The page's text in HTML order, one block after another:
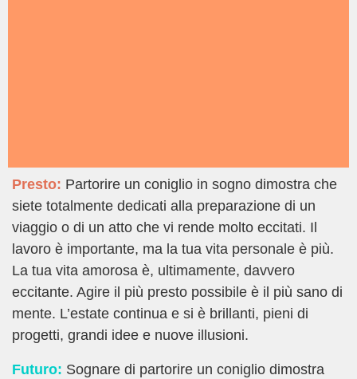
Presto: Partorire un coniglio in sogno dimostra che
siete totalmente dedicati alla preparazione di un
viaggio o di un atto che vi rende molto eccitati. Il
lavoro è importante, ma la tua vita personale è più.
La tua vita amorosa è, ultimamente, davvero
eccitante. Agire il più presto possibile è il più sano di
mente. L’estate continua e si è brillanti, pieni di
progetti, grandi idee e nuove illusioni.
Futuro: Sognare di partorire un coniglio dimostra